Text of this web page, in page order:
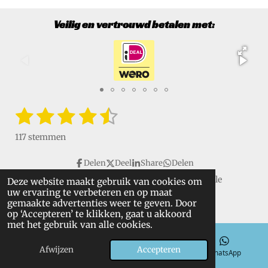
Deze website maakt gebruik van cookies om
uw ervaring te verbeteren en op maat
gemaakte advertenties weer te geven. Door
op ‘Accepteren’ te klikken, gaat u akkoord
met het gebruik van alle cookies.
Afwijzen Accepteren
Veilig en vertrouwd betalen met:
R
a
t
n
g
:
4
.
1
s
e
r
2
s
e
r
r
e
n
3
s
e
r
r
e
n
4
t
e
r
r
e
5
t
e
r
r
e
S
e
n
117 stemmen
Delen Deel Share Delen
Copyright © 2016 - 2026 VanGulikSpecialTools. Alle
rechten voorbehouden.
E-mailadres Telefoonnummer WhatsApp